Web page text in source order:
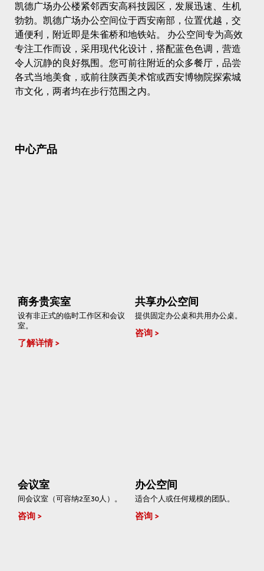
凯德广场办公楼紧邻西安高科技园区，发展迅速、生机
勃勃。凯德广场办公空间位于西安南部，位置优越，交
通便利，附近即是朱雀桥和地铁站。 办公空间专为高效
专注工作而设，采用现代化设计，搭配蓝色色调，营造
令人沉静的良好氛围。您可前往附近的众多餐厅，品尝
各式当地美食，或前往陕西美术馆或西安博物院探索城
市文化，两者均在步行范围之内。
中心产品
商务贵宾室
设有非正式的临时工作区和会议
室。
了解详情
共享办公空间
提供固定办公桌和共用办公桌。
咨询
会议室
间会议室（可容纳2至30人）。
咨询
办公空间
适合个人或任何规模的团队。
咨询